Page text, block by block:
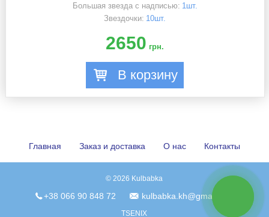
Большая звезда с надписью: 1шт.
Звездочки: 10шт.
2650 грн.
В корзину
Главная Заказ и доставка О нас Контакты
© 2026 Kulbabka
+38 066 90 848 72 kulbabka.kh@gmail.com
TSENIX